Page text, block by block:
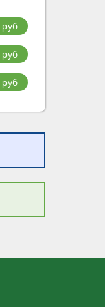
руб
руб
руб